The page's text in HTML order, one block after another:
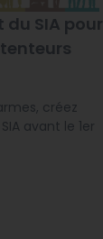
SIA pour
créez
avant le 1er